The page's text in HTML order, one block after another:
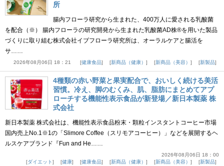
所
腸内フローラ研究から生まれた、400万人に愛される乳酸菌
を配合（※） 腸内フローラの研究開発から生まれた乳酸菌AD株®を用いた製品
づくりに取り組む株式会社イブフローラ研究所は、オーラルケアと腸活を
サ……
2026年08月06日 18：21 健康食品 新商品（健康） 新商品（美容） 新製品
4種類の赤い野菜と果実配合で、おいしく続ける美活
習慣。冷え、脚のむくみ、肌、脂肪にまとめてアプ
ローチする機能性表示食品が新登場／新日本製薬 株
式会社
新日本製薬 株式会社は、機能性表示食品粉末・顆粒インスタントコーヒー市場
国内売上No.1※1の「Slimore Coffee（スリモアコーヒー）」などを展開するヘ
ルスケアブランド『Fun and He……
2026年08月06日 18：00
ダイエット
健康 健康食品 新商品（健康） 新商品（美容） 新製品